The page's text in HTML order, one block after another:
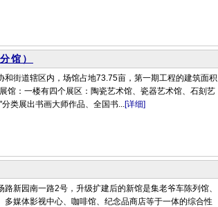
馆）
和街道辖区内，场馆占地73.75亩，第一期工程的建筑面积
馆：一楼有四个展区：陶瓷艺术馆、瓷器艺术馆、石刻艺
类展出书画大师作品、全国书...[详细]
新园南一路2号，升级扩建后的新馆是集老爷车陈列馆、
多媒体影视中心、咖啡馆、纪念品商店等于一体的综合性